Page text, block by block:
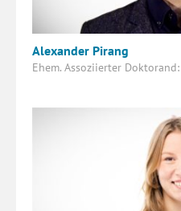
Alexander Pirang
Ehem. Assoziierter